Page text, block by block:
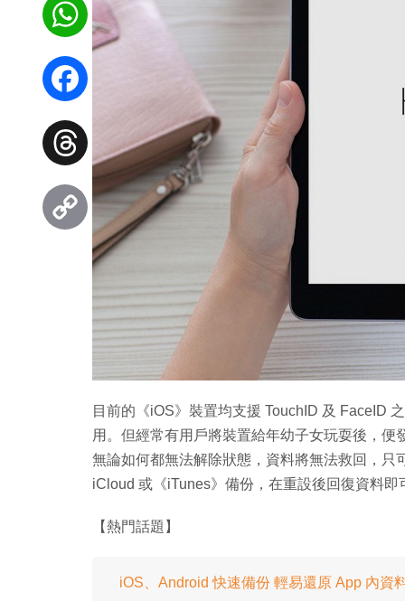
目前的《iOS》裝置均支援 TouchID 及 FaceID
用。但經常有用戶將裝置給年幼子女玩耍後，
無論如何都無法解除狀態，資料將無法救回，
iCloud 或《iTunes》備份，在重設後回復資料即
【熱門話題】
iOS、Android 快速備份 輕易還原 App 內資
WhatsApp
Facebook
Threads
Copy